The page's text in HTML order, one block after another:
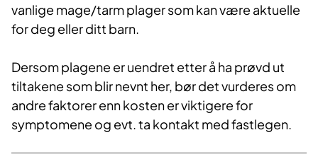
vanlige mage/tarm plager som kan være aktuelle
for deg eller ditt barn.
Dersom plagene er uendret etter å ha prøvd ut
tiltakene som blir nevnt her, bør det vurderes om
andre faktorer enn kosten er viktigere for
symptomene og evt. ta kontakt med fastlegen.